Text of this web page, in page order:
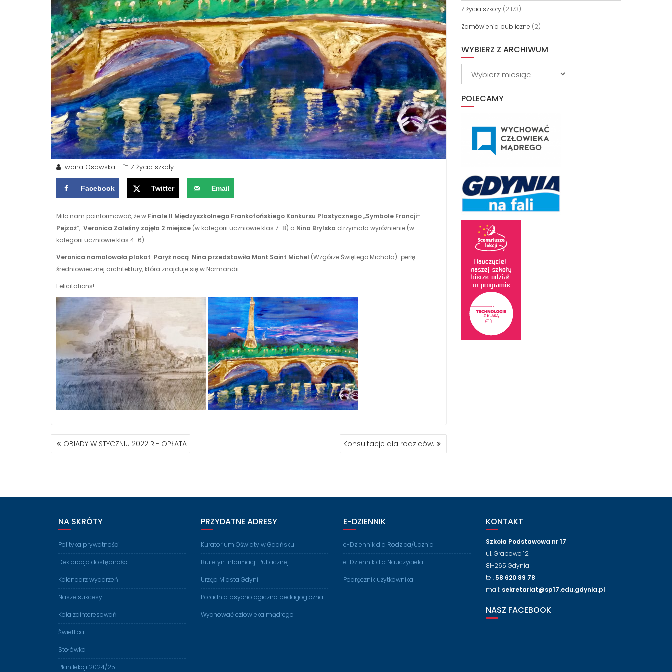
Iwona Osowska Z życia szkoły
Facebook Twitter Email
Miło nam poinformować, że w Finale II Międzyszkolnego Frankofońskiego Konkursu Plastycznego „Symbole Francji-
Pejzaż”, Veronica Zaleśny zajęła 2 miejsce (w kategorii uczniowie klas 7-8) a Nina Brylska otrzymała wyróżnienie (w
kategorii uczniowie klas 4-6).
Veronica namalowała plakat Paryż nocą. Nina przedstawiła Mont Saint Michel (Wzgórze Świętego Michała)-perłę
średniowiecznej architektury, która znajduje się w Normandii.
Felicitations!
NAWIGACJA
WPISU
OBIADY W STYCZNIU 2022 R.- OPŁATA Konsultacje dla rodziców.
Z życia szkoły(2 173)
Zamówienia publiczne (2)
WYBIERZ Z ARCHIWUM
POLECAMY
NA SKRÓTY
Polityka prywatności
Deklaracja dostępności
Kalendarz wydarzeń
Nasze sukcesy
Koła zainteresowań
Świetlica
Stołówka
Plan lekcji 2024/25
PRZYDATNE ADRESY
Kuratorium Oświaty w Gdańsku
Biuletyn Informacji Publicznej
Urząd Miasta Gdyni
Poradnia psychologiczno pedagogiczna
Wychować człowieka mądrego
E-DZIENNIK
e-Dziennik dla Rodzica/Ucznia
e-Dziennik dla Nauczyciela
Podręcznik użytkownika
KONTAKT
Szkoła Podstawowa nr 17
ul. Grabowo 12
81-265 Gdynia
tel. 58 620 89 78
mail: sekretariat@sp17.edu.gdynia.pl
NASZ FACEBOOK